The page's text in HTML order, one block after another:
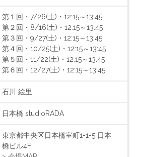
第１回・7/26(土)・12:15～13:45
第２回・8/16(土)・12:15～13:45
第３回・9/27(土)・12:15～13:45
第４回・10/25(土)・12:15～13:45
第５回・11/22(土)・12:15～13:45
第６回・12/27(土)・12:15～13:45
石川 絵里
日本橋 studioRADA
東京都中央区日本橋室町1-1-5 日本
橋ビル4F